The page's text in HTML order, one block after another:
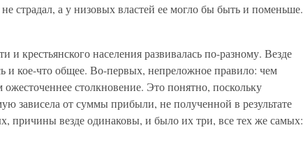
страдал, а у низовых властей ее могло бы быть и поменьше.
и крестьянского населения развивалась по-разному. Везде
кое-что общее. Во-первых, непреложное правило: чем
ожесточеннее столкновение. Это понятно, поскольку
зависела от суммы прибыли, не полученной в результате
причины везде одинаковы, и было их три, все тех же самых: